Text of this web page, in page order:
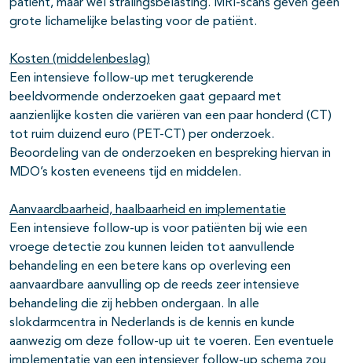
patiënt, maar wel stralingsbelasting. MRI-scans geven geen
grote lichamelijke belasting voor de patiënt.
Kosten (middelenbeslag)
Een intensieve follow-up met terugkerende
beeldvormende onderzoeken gaat gepaard met
aanzienlijke kosten die variëren van een paar honderd (CT)
tot ruim duizend euro (PET-CT) per onderzoek.
Beoordeling van de onderzoeken en bespreking hiervan in
MDO’s kosten eveneens tijd en middelen.
Aanvaardbaarheid, haalbaarheid en implementatie
Een intensieve follow-up is voor patiënten bij wie een
vroege detectie zou kunnen leiden tot aanvullende
behandeling en een betere kans op overleving een
aanvaardbare aanvulling op de reeds zeer intensieve
behandeling die zij hebben ondergaan. In alle
slokdarmcentra in Nederlands is de kennis en kunde
aanwezig om deze follow-up uit te voeren. Een eventuele